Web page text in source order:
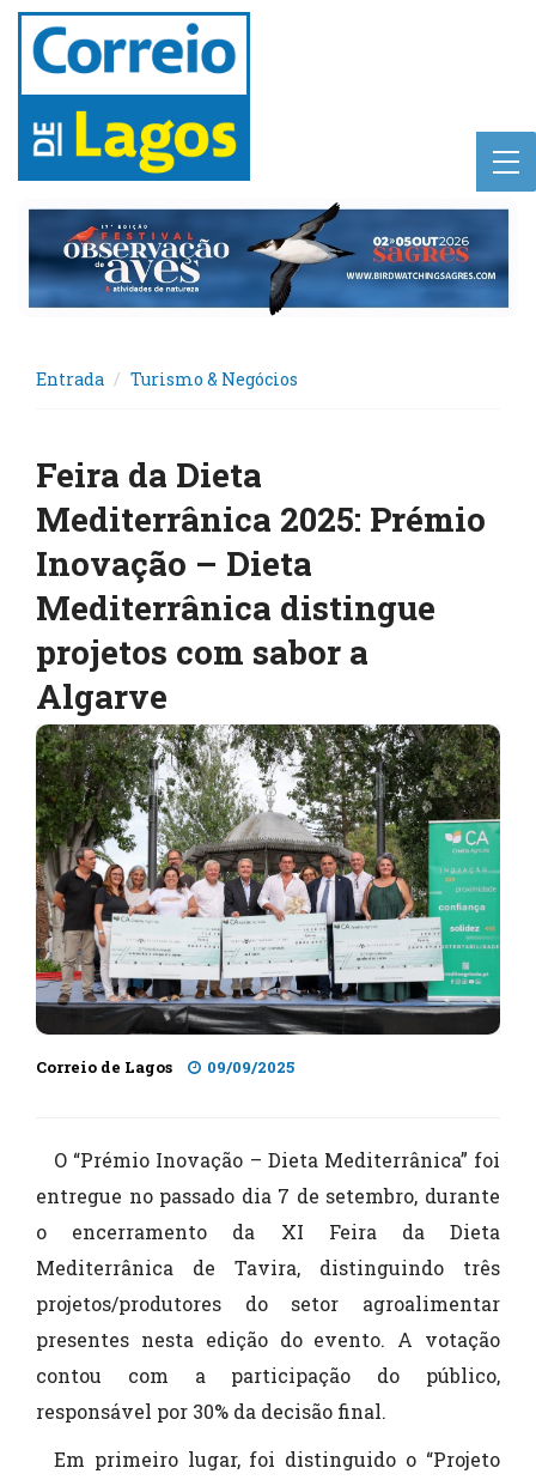
Entrada Turismo & Negócios
Feira da Dieta
Mediterrânica 2025: Prémio
Inovação – Dieta
Mediterrânica distingue
projetos com sabor a
Algarve
Correio de Lagos 09/09/2025
O “Prémio Inovação – Dieta Mediterrânica” foi
entregue no passado dia 7 de setembro, durante
o encerramento da XI Feira da Dieta
Mediterrânica de Tavira, distinguindo três
projetos/produtores do setor agroalimentar
presentes nesta edição do evento. A votação
contou com a participação do público,
responsável por 30% da decisão final.
Em primeiro lugar, foi distinguido o “Projeto